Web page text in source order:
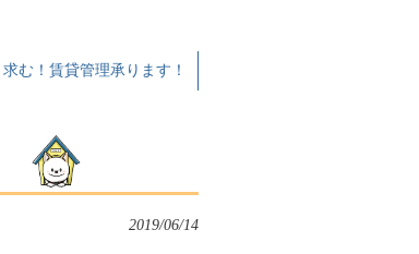
求む！賃貸管理承ります！
2019/06/14